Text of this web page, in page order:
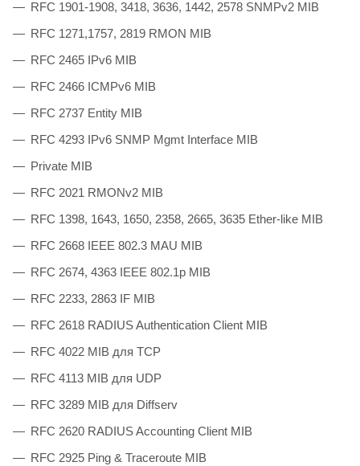
RFC 1901-1908, 3418, 3636, 1442, 2578 SNMPv2 MIB
RFC 1271,1757, 2819 RMON MIB
RFC 2465 IPv6 MIB
RFC 2466 ICMPv6 MIB
RFC 2737 Entity MIB
RFC 4293 IPv6 SNMP Mgmt Interface MIB
Private MIB
RFC 2021 RMONv2 MIB
RFC 1398, 1643, 1650, 2358, 2665, 3635 Ether-like MIB
RFC 2668 IEEE 802.3 MAU MIB
RFC 2674, 4363 IEEE 802.1p MIB
RFC 2233, 2863 IF MIB
RFC 2618 RADIUS Authentication Client MIB
RFC 4022 MIB для TCP
RFC 4113 MIB для UDP
RFC 3289 MIB для Diffserv
RFC 2620 RADIUS Accounting Client MIB
RFC 2925 Ping & Traceroute MIB